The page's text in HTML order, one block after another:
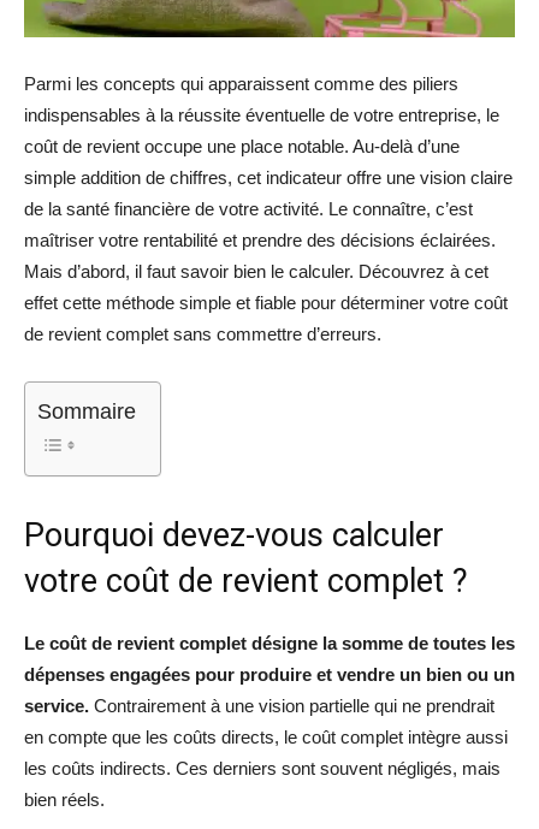
Parmi les concepts qui apparaissent comme des piliers
indispensables à la réussite éventuelle de votre entreprise, le
coût de revient occupe une place notable. Au-delà d’une
simple addition de chiffres, cet indicateur offre une vision claire
de la santé financière de votre activité. Le connaître, c’est
maîtriser votre rentabilité et prendre des décisions éclairées.
Mais d’abord, il faut savoir bien le calculer. Découvrez à cet
effet cette méthode simple et fiable pour déterminer votre coût
de revient complet sans commettre d’erreurs.
Sommaire
Pourquoi devez-vous calculer
votre coût de revient complet ?
Le coût de revient complet désigne la somme de toutes les
dépenses engagées pour produire et vendre un bien ou un
service. Contrairement à une vision partielle qui ne prendrait
en compte que les coûts directs, le coût complet intègre aussi
les coûts indirects. Ces derniers sont souvent négligés, mais
bien réels.